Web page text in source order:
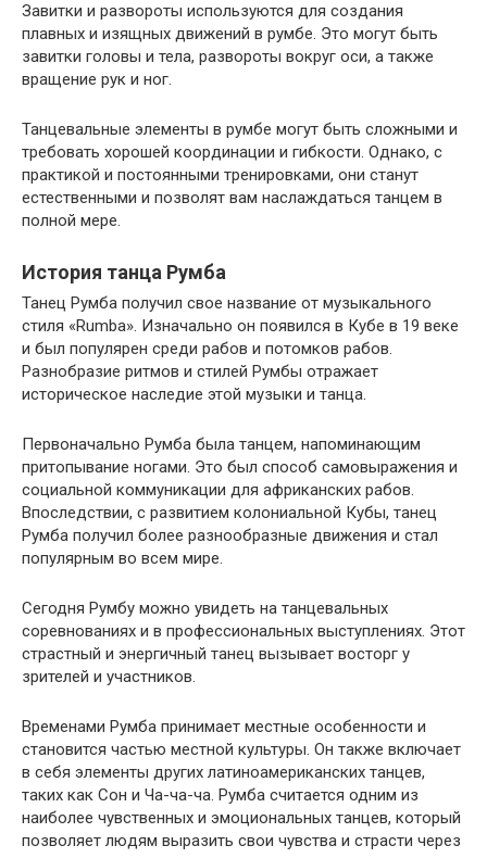
Завитки и развороты используются для создания
плавных и изящных движений в румбе. Это могут быть
завитки головы и тела, развороты вокруг оси, а также
вращение рук и ног.
Танцевальные элементы в румбе могут быть сложными и
требовать хорошей координации и гибкости. Однако, с
практикой и постоянными тренировками, они станут
естественными и позволят вам наслаждаться танцем в
полной мере.
История танца Румба
Танец Румба получил свое название от музыкального
стиля «Rumba». Изначально он появился в Кубе в 19 веке
и был популярен среди рабов и потомков рабов.
Разнобразие ритмов и стилей Румбы отражает
историческое наследие этой музыки и танца.
Первоначально Румба была танцем, напоминающим
притопывание ногами. Это был способ самовыражения и
социальной коммуникации для африканских рабов.
Впоследствии, с развитием колониальной Кубы, танец
Румба получил более разнообразные движения и стал
популярным во всем мире.
Сегодня Румбу можно увидеть на танцевальных
соревнованиях и в профессиональных выступлениях. Этот
страстный и энергичный танец вызывает восторг у
зрителей и участников.
Временами Румба принимает местные особенности и
становится частью местной культуры. Он также включает
в себя элементы других латиноамериканских танцев,
таких как Сон и Ча-ча-ча. Румба считается одним из
наиболее чувственных и эмоциональных танцев, который
позволяет людям выразить свои чувства и страсти через